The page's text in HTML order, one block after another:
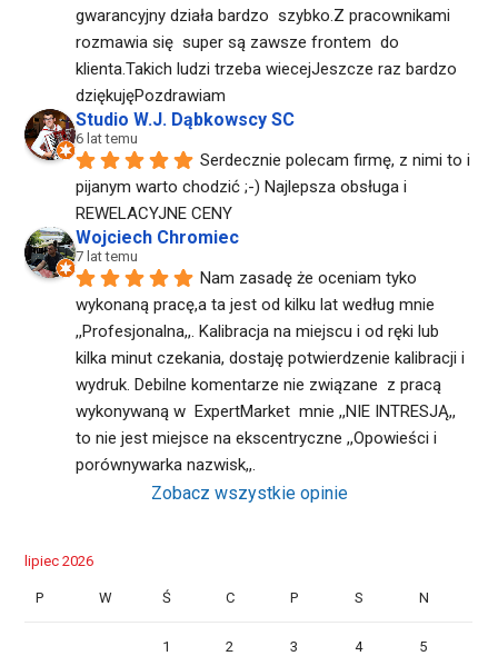
gwarancyjny działa bardzo  szybko.Z pracownikami
rozmawia się  super są zawsze frontem  do
klienta.Takich ludzi trzeba wiecejJeszcze raz bardzo
dziękujęPozdrawiam
Studio W.J. Dąbkowscy SC
6 lat temu
Serdecznie polecam firmę, z nimi to i
pijanym warto chodzić ;-) Najlepsza obsługa i
REWELACYJNE CENY
Wojciech Chromiec
7 lat temu
Nam zasadę że oceniam tyko
wykonaną pracę,a ta jest od kilku lat według mnie
,,Profesjonalna,,. Kalibracja na miejscu i od ręki lub
kilka minut czekania, dostaję potwierdzenie kalibracji i
wydruk. Debilne komentarze nie związane  z pracą
wykonywaną w  ExpertMarket  mnie ,,NIE INTRESJĄ,,
to nie jest miejsce na ekscentryczne ,,Opowieści i
porównywarka nazwisk,,.
Zobacz wszystkie opinie
lipiec 2026
P W Ś C P S N
1 2 3 4 5